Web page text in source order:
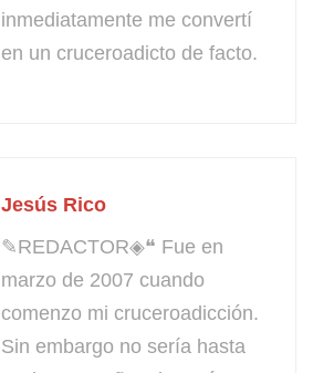
inmediatamente me convertí
en un cruceroadicto de facto.
Jesús Rico
✎REDACTOR◈❝ Fue en
marzo de 2007 cuando
comenzo mi cruceroadicción.
Sin embargo no sería hasta